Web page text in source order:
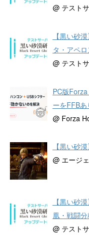
@ テスト
【黒い砂
タ・アペ
@ テスト
PC版
ーをFFB
@ Forza
【黒い砂
@ エージ
【黒い砂
凰・戦闘
@ テスト